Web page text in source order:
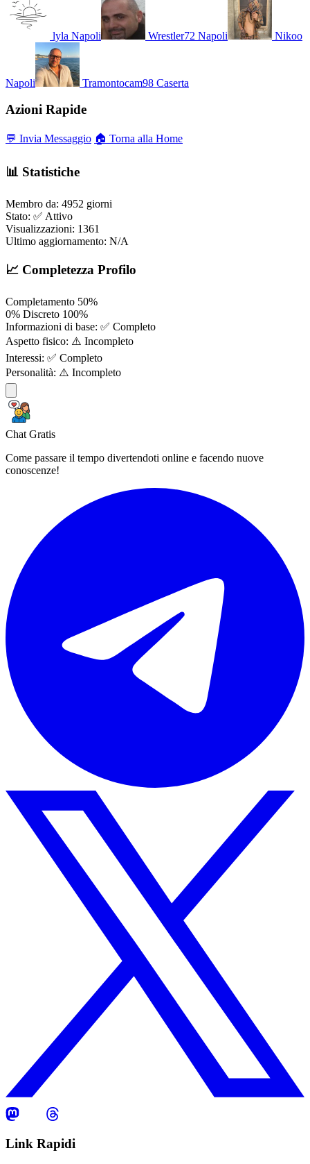
lyla Napoli Wrestler72 Napoli Nikoo
Napoli Tramontocam98 Caserta
Azioni Rapide
💬 Invia Messaggio 🏠 Torna alla Home
📊 Statistiche
Membro da: 4952 giorni
Stato: ✅ Attivo
Visualizzazioni: 1361
Ultimo aggiornamento: N/A
📈 Completezza Profilo
Completamento 50%
0% Discreto 100%
Informazioni di base: ✅ Completo
Aspetto fisico: ⚠️ Incompleto
Interessi: ✅ Completo
Personalità: ⚠️ Incompleto
Chat Gratis
Come passare il tempo divertendoti online e facendo nuove
conoscenze!
Link Rapidi